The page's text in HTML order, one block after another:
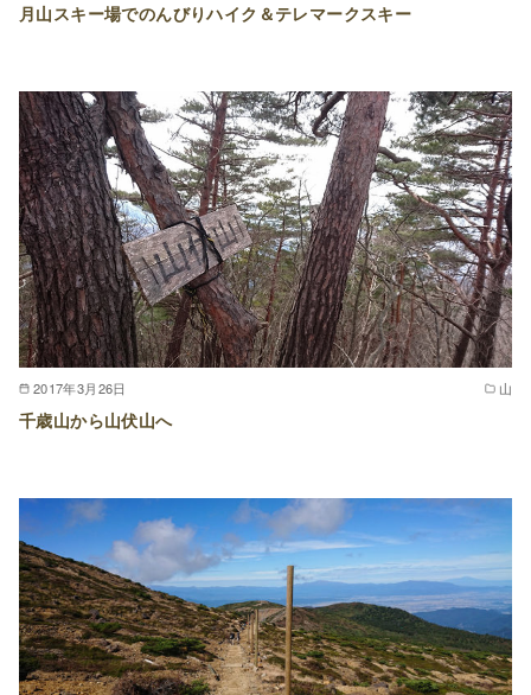
月山スキー場でのんびりハイク＆テレマークスキー
2017年3月26日 山
千歳山から山伏山へ